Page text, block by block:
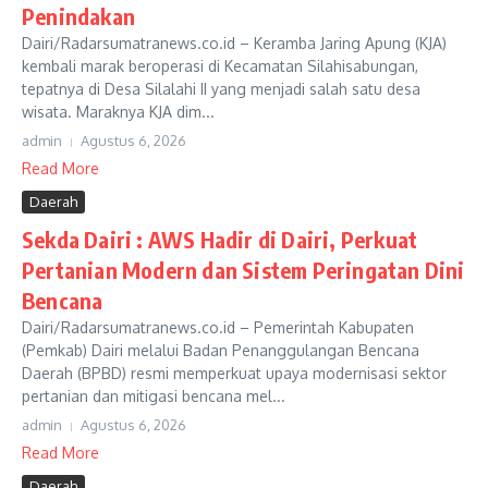
Penindakan
Dairi/Radarsumatranews.co.id – Keramba Jaring Apung (KJA)
kembali marak beroperasi di Kecamatan Silahisabungan,
tepatnya di Desa Silalahi II yang menjadi salah satu desa
wisata. Maraknya KJA dim...
admin Agustus 6, 2026
Read More
Daerah
Sekda Dairi : AWS Hadir di Dairi, Perkuat
Pertanian Modern dan Sistem Peringatan Dini
Bencana
Dairi/Radarsumatranews.co.id – Pemerintah Kabupaten
(Pemkab) Dairi melalui Badan Penanggulangan Bencana
Daerah (BPBD) resmi memperkuat upaya modernisasi sektor
pertanian dan mitigasi bencana mel...
admin Agustus 6, 2026
Read More